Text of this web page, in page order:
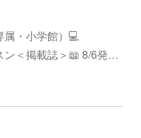
・小学館）💻
＜掲載誌＞📖 8/6発…